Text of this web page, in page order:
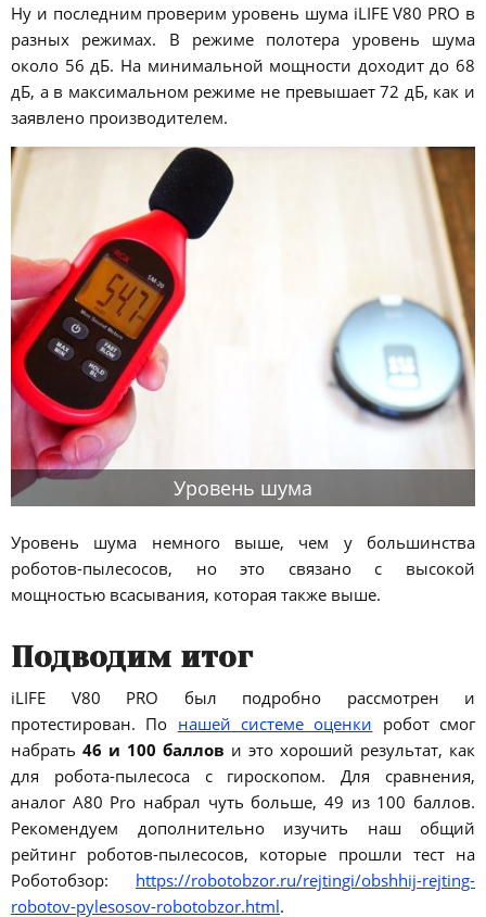
Ну и последним проверим уровень шума iLIFE V80 PRO в
разных режимах. В режиме полотера уровень шума
около 56 дБ. На минимальной мощности доходит до 68
дБ, а в максимальном режиме не превышает 72 дБ, как и
заявлено производителем.
Уровень шума
Уровень шума немного выше, чем у большинства
роботов-пылесосов, но это связано с высокой
мощностью всасывания, которая также выше.
Подводим итог
iLIFE V80 PRO был подробно рассмотрен и
протестирован. По нашей системе оценки робот смог
набрать 46 и 100 баллов и это хороший результат, как
для робота-пылесоса с гироскопом. Для сравнения,
аналог A80 Pro набрал чуть больше, 49 из 100 баллов.
Рекомендуем дополнительно изучить наш общий
рейтинг роботов-пылесосов, которые прошли тест на
Роботобзор: https://robotobzor.ru/rejtingi/obshhij-rejting-
robotov-pylesosov-robotobzor.html.